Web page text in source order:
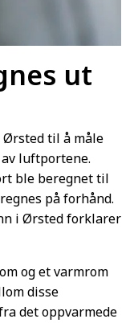
ut
Ørsted til å måle
luftportene.
ble beregnet til
på forhånd.
i Ørsted forklarer
og et varmrom
disse
det oppvarmede